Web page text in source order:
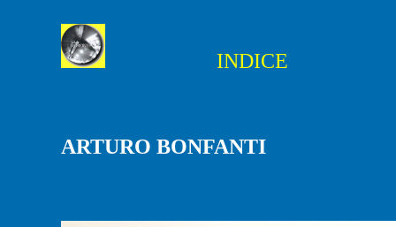
INDICE
ARTURO BONFANTI